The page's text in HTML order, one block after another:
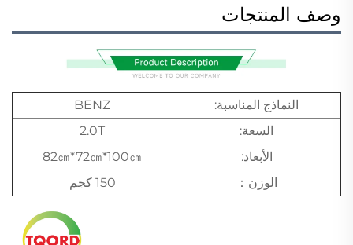
وصف المنتجات
النماذج المناسبة:
BENZ
السعة:
2.0T
الأبعاد:
82㎝*72㎝*100㎝
الوزن：
150 كجم